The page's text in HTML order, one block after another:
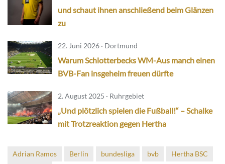
und schaut ihnen anschließend beim Glänzen
zu
22. Juni 2026 · Dortmund
Warum Schlotterbecks WM-Aus manch einen
BVB-Fan insgeheim freuen dürfte
2. August 2025 · Ruhrgebiet
„Und plötzlich spielen die Fußball!“ – Schalke
mit Trotzreaktion gegen Hertha
Adrian Ramos Berlin bundesliga bvb
Hertha BSC